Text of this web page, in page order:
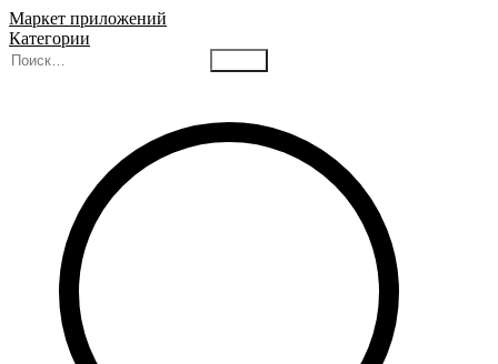
Маркет приложений
Категории